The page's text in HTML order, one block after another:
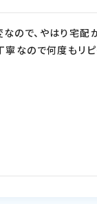
ので、やはり宅配
なので何度もリピ